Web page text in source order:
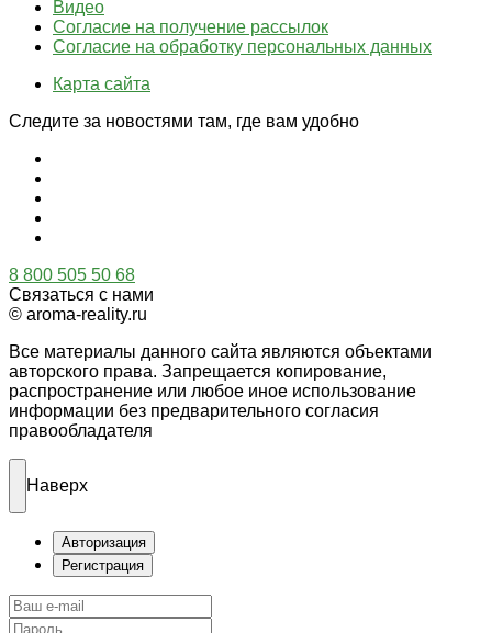
Видео
Согласие на получение рассылок
Согласие на обработку персональных данных
Карта сайта
Следите за новостями там, где вам удобно
8 800 505 50 68
Связаться с нами
© aroma-reality.ru
Все материалы данного сайта являются объектами
авторского права. Запрещается копирование,
распространение или любое иное использование
информации без предварительного согласия
правообладателя
Наверх
Авторизация
Регистрация